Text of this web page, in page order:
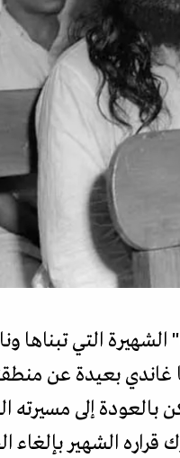
التي تبناها
غاندي بعيدة عن
بالعودة إلى مسيرته
الشهير بإلغاء